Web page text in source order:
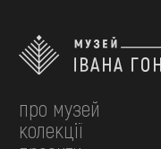
про музей
колекції